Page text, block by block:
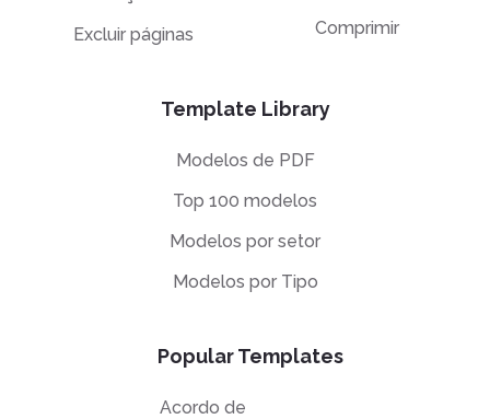
Excluir páginas
Comprimir
Template Library
Modelos de PDF
Top 100 modelos
Modelos por setor
Modelos por Tipo
Popular Templates
Acordo de